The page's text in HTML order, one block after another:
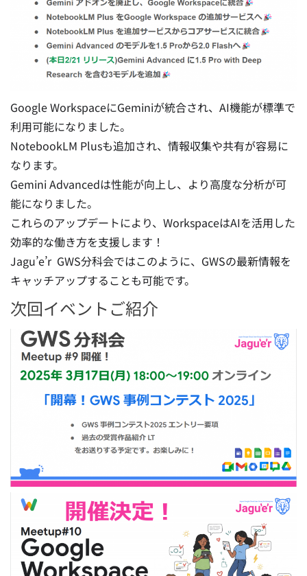
Google WorkspaceにGeminiが統合され、AI機能が標準で
利用可能になりました。
NotebookLM Plusも追加され、情報収集や共有が容易に
なります。
Gemini Advancedは性能が向上し、より高度な分析が可
能になりました。
これらのアップデートにより、WorkspaceはAIを活用した
効率的な働き方を支援します！
Jagu’e’r GWS分科会ではこのように、GWSの最新情報を
キャッチアップすることも可能です。
次回イベントご紹介